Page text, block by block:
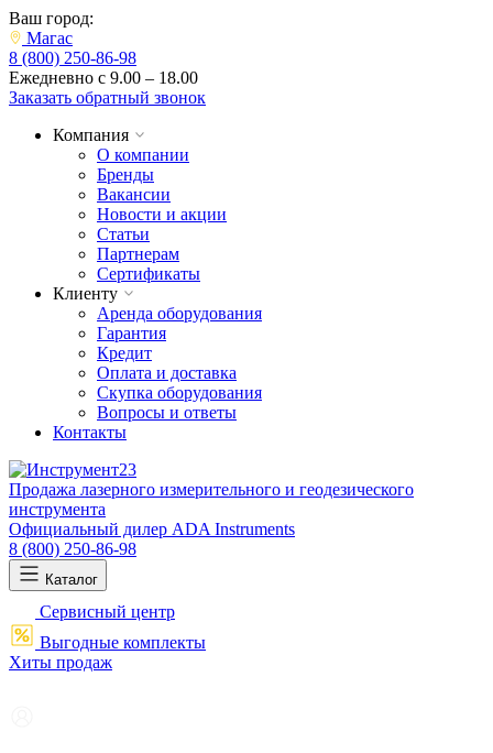
Ваш город:
Магас
8 (800) 250-86-98
Ежедневно с 9.00 – 18.00
Заказать обратный звонок
Компания
О компании
Бренды
Вакансии
Новости и акции
Статьи
Партнерам
Сертификаты
Клиенту
Аренда оборудования
Гарантия
Кредит
Оплата и доставка
Скупка оборудования
Вопросы и ответы
Контакты
Продажа лазерного измерительного и геодезического
инструмента
Официальный дилер ADA Instruments
8 (800) 250-86-98
Каталог
Сервисный центр
Выгодные комплекты
Хиты продаж